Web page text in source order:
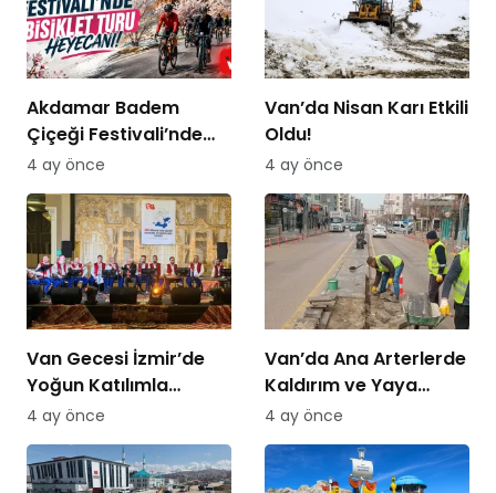
Akdamar Badem
Çiçeği Festivali’nde
Bisiklet Turu Heyecanı
4 ay önce
Van’da Nisan Karı Etkili
Oldu!
4 ay önce
Van Gecesi İzmir’de
Yoğun Katılımla
Düzenlendi
4 ay önce
Van’da Ana Arterlerde
Kaldırım ve Yaya
Yolları Yenileniyor
4 ay önce